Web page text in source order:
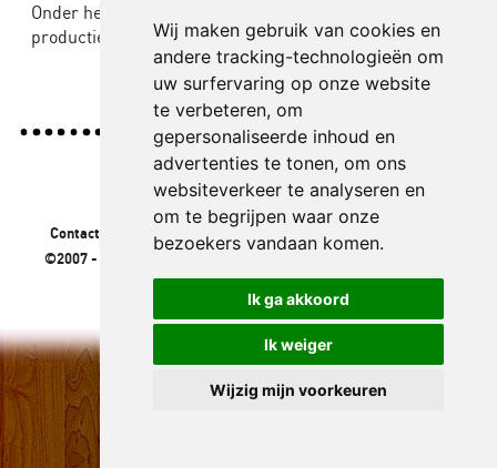
Wij maken gebruik van cookies en
andere tracking-technologieën om
uw surfervaring op onze website
te verbeteren, om
gepersonaliseerde inhoud en
advertenties te tonen, om ons
websiteverkeer te analyseren en
om te begrijpen waar onze
bezoekers vandaan komen.
Ik ga akkoord
Ik weiger
Wijzig mijn voorkeuren
Onder het kopje “Archief” vind u alle informatie over de
producties die The Big Mo tot op heden heeft gemaakt.
Contact: 06 - 43 26 74 30 / 06 - 22 67 46 05 /
©2007 - 2026
ontwikkeld doorDicabrio.com.
Scholen